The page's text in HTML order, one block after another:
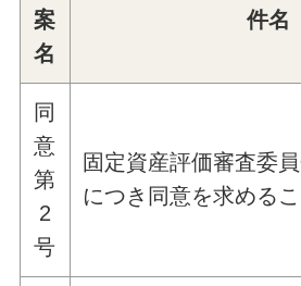
案
名
件名
同
意
第
2
号
固定資産評価審査委
につき同意を求める